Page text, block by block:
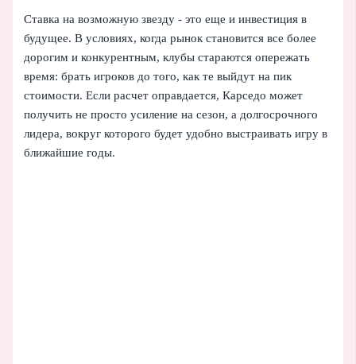
Ставка на возможную звезду - это еще и инвестиция в
будущее. В условиях, когда рынок становится все более
дорогим и конкурентным, клубы стараются опережать
время: брать игроков до того, как те выйдут на пик
стоимости. Если расчет оправдается, Карседо может
получить не просто усиление на сезон, а долгосрочного
лидера, вокруг которого будет удобно выстраивать игру в
ближайшие годы.